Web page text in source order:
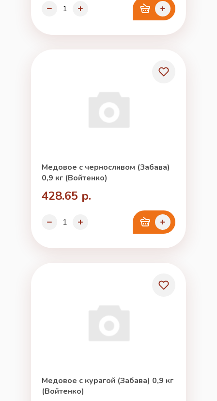
Медовое с черносливом (Забава)
0,9 кг (Войтенко)
428.65 р.
Медовое с курагой (Забава) 0,9 кг
(Войтенко)